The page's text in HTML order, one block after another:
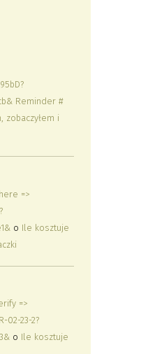
Reminder #
zobaczyłem i
=>
o Ile kosztuje
=>
02-23-2?
o Ile kosztuje